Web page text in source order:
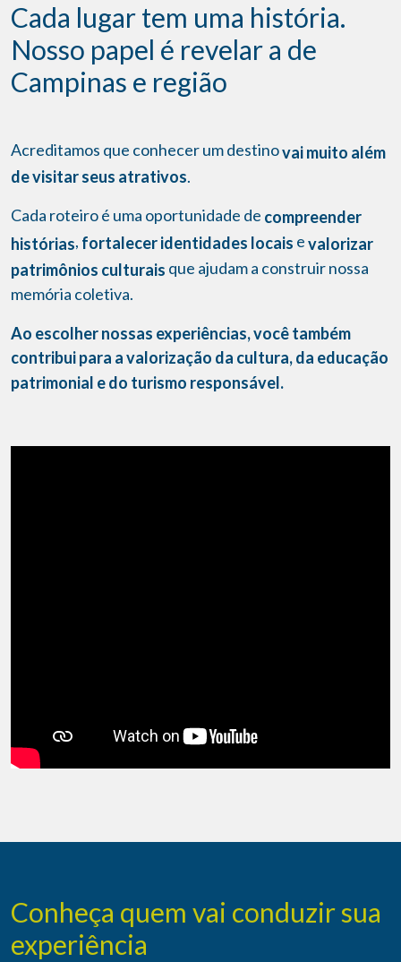
Cada lugar tem uma história.
Nosso papel é revelar a de
Campinas e região
Acreditamos que conhecer um destinovai muito além
de visitar seus atrativos.
Cada roteiro é uma oportunidade de compreender
histórias, fortalecer identidades locais evalorizar
patrimônios culturais que ajudam a construir nossa
memória coletiva.
Ao escolher nossas experiências, você também
contribui para a valorização da cultura, da educação
patrimonial e do turismo responsável.
Conheça quem vai conduzir sua
experiência